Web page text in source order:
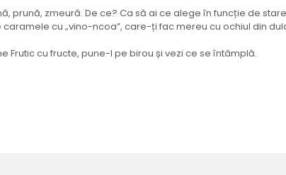
zmeură. De ce? Ca să ai ce alege în funcție de
cu „vino-ncoa”, care-ți fac mereu cu ochiul din
cu fructe, pune-l pe birou și vezi ce se întâmplă.